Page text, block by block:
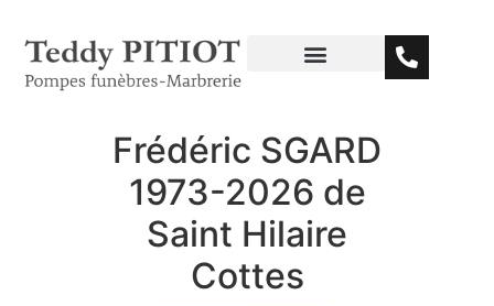
Frédéric SGARD
1973-2026 de
Saint Hilaire
Cottes